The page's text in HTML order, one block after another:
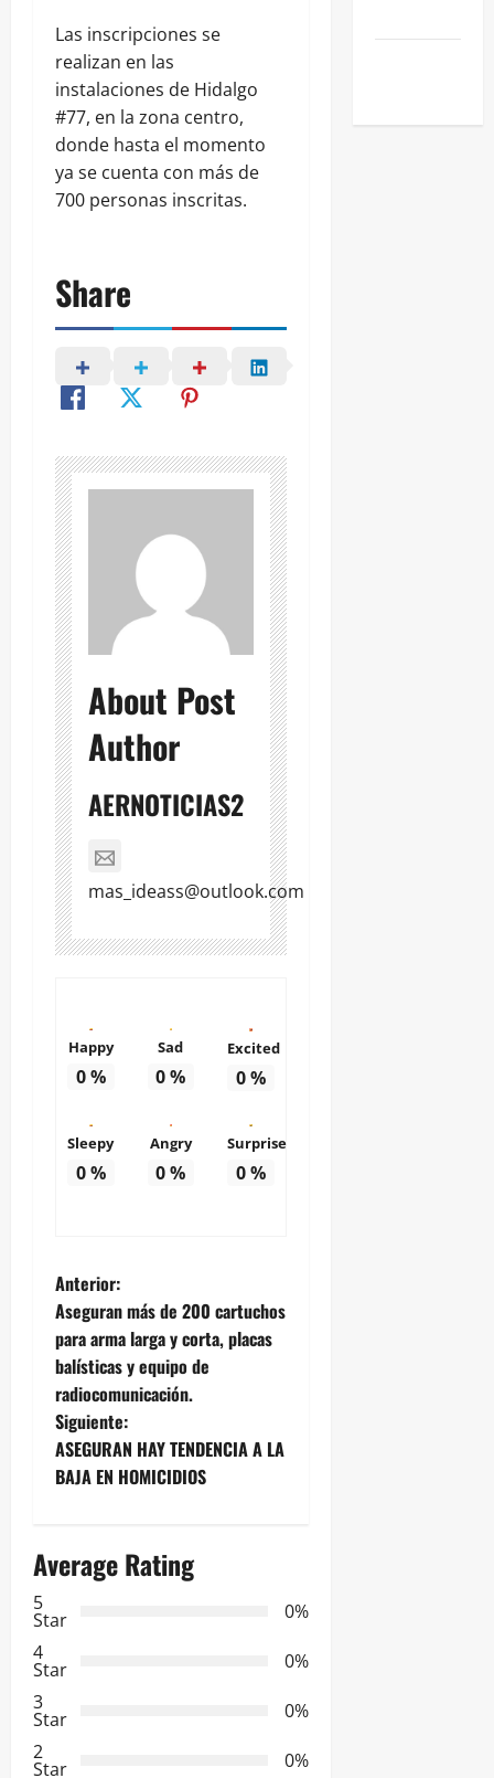
Las inscripciones se
realizan en las
instalaciones de Hidalgo
#77, en la zona centro,
donde hasta el momento
ya se cuenta con más de
700 personas inscritas.
Share
About Post
Author
AERNOTICIAS2
mas_ideass@outlook.com
Happy
0%
Sad
0%
Excited
0%
Sleepy
0%
Angry
0%
Surprise
0%
N
a
v
e
g
c
i
ó
n
d
Anterior:
Aseguran más de 200 cartuchos
para arma larga y corta, placas
balísticas y equipo de
radiocomunicación.
Siguiente:
ASEGURAN HAY TENDENCIA A LA
BAJA EN HOMICIDIOS
Average Rating
5
Star
0%
4
Star
0%
3
Star
0%
2
Star 0%